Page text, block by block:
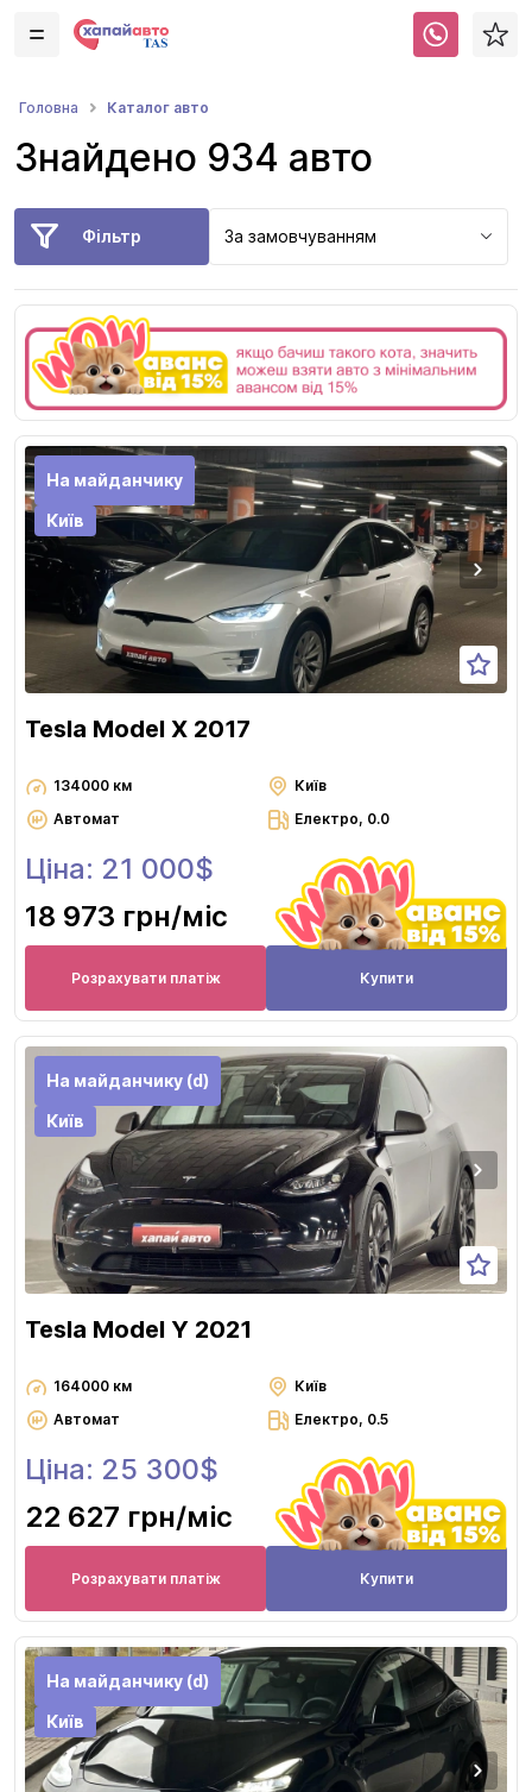
Головна Каталог авто
Знайдено 934 авто
Фільтр За замовчуванням
На майданчику
Київ
Tesla Model X 2017
134000 км
Київ
Автомат
Електро, 0.0
Ціна: 21 000$
18 973 грн/міс
Розрахувати платіж Купити
На майданчику (d)
Київ
Tesla Model Y 2021
164000 км
Київ
Автомат
Електро, 0.5
Ціна: 25 300$
22 627 грн/міс
Розрахувати платіж Купити
На майданчику (d)
Київ